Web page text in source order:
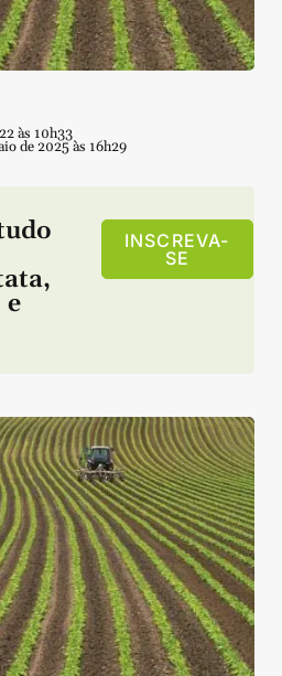
às 10h33
de 2025 às 16h29
,
e
INSCREVA-
SE